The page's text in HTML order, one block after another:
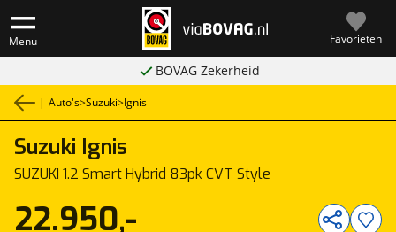
Menu Favorieten
BOVAG Zekerheid
| Auto's>Suzuki>Ignis
Suzuki Ignis
SUZUKI 1.2 Smart Hybrid 83pk CVT Style
22.950,-